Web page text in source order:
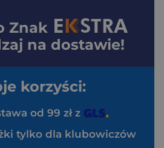
Znak
na dostawie!
korzyści:
od 99 zł z
tylko dla klubowiczów